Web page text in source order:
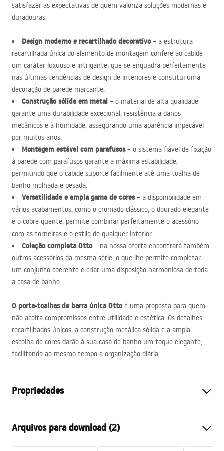
satisfazer as expectativas de quem valoriza soluções modernas e
duradouras.
Design moderno e recartilhado decorativo– a estrutura
recartilhada única do elemento de montagem confere ao cabide
um caráter luxuoso e intrigante, que se enquadra perfeitamente
nas últimas tendências de design de interiores e constitui uma
decoração de parede marcante.
Construção sólida em metal – o material de alta qualidade
garante uma durabilidade excecional, resistência a danos
mecânicos e à humidade, assegurando uma aparência impecável
por muitos anos.
Montagem estável com parafusos– o sistema fiável de fixação
à parede com parafusos garante a máxima estabilidade,
permitindo que o cabide suporte facilmente até uma toalha de
banho molhada e pesada.
Versatilidade e ampla gama de cores– a disponibilidade em
vários acabamentos, como o cromado clássico, o dourado elegante
e o cobre quente, permite combinar perfeitamente o acessório
com as torneiras e o estilo de qualquer interior.
Coleção completa Otto– na nossa oferta encontrará também
outros acessórios da mesma série, o que lhe permite completar
um conjunto coerente e criar uma disposição harmoniosa de toda
a casa de banho.
O porta-toalhas de barra única Ottoé uma proposta para quem
não aceita compromissos entre utilidade e estética. Os detalhes
recartilhados únicos, a construção metálica sólida e a ampla
escolha de cores darão à sua casa de banho um toque elegante,
facilitando ao mesmo tempo a organização diária.
Propriedades
Materiais
Metal
Método de instalação
Parafusado
Arquivos para download (2)